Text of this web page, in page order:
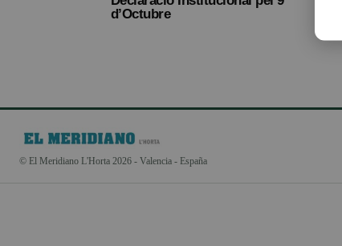
d’Octubre
© El Meridiano L'Horta 2026 - Valencia - España